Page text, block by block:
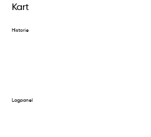
Kart
Historie
Lagpanel